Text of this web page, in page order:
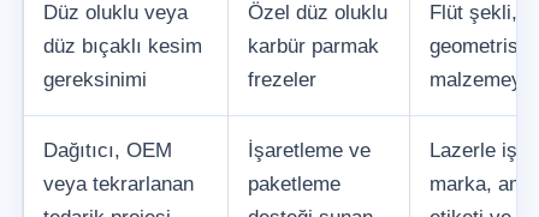
Düz oluklu veya
düz bıçaklı kesim
gereksinimi
Özel düz oluklu
karbür parmak
frezeler
Flüt şekli,
geometrisi,
malzemeye
Dağıtıcı, OEM
veya tekrarlanan
İşaretleme ve
paketleme
Lazerle
marka,